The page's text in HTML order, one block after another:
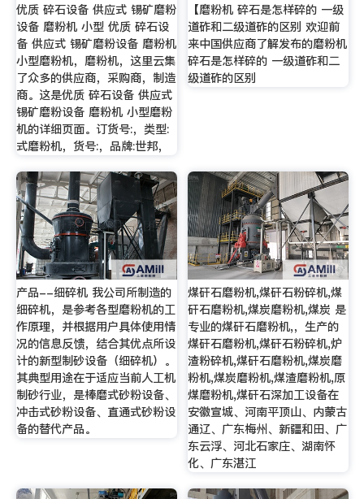
优质 碎石设备 供应式 锡矿磨粉
设备 磨粉机 小型 优质 碎石设
备 供应式 锡矿磨粉设备 磨粉机
小型磨粉机，磨粉机，这里云集
了众多的供应商，采购商，制造
商。这是优质 碎石设备 供应式
锡矿磨粉设备 磨粉机 小型磨粉
机的详细页面。订货号:，类型:
式磨粉机，货号:，品牌:世邦，
【磨粉机 碎石是怎样碎的 一级
道砟和二级道砟的区别 欢迎前
来中国供应商了解发布的磨粉机
碎石是怎样碎的 一级道砟和二
级道砟的区别
产品--细碎机 我公司所制造的
细碎机，是参考各型磨粉机的工
作原理，并根据用户具体使用情
况的信息反馈，结合其优点所设
计的新型制砂设备（细碎机）。
其典型用途在于适应当前人工机
制砂行业，是棒磨式砂粉设备、
冲击式砂粉设备、直通式砂粉设
备的替代产品。
煤矸石磨粉机,煤矸石粉碎机,煤
矸石磨粉机,煤炭磨粉机,煤炭 是
专业的煤矸石磨粉机,，生产的
煤矸石磨粉机,煤矸石粉碎机,炉
渣粉碎机,煤矸石磨粉机,煤炭磨
粉机,煤炭磨粉机,煤渣磨粉机,原
煤磨粉机,煤矸石深加工设备在
安徽宣城、河南平顶山、内蒙古
通辽、广东梅州、新疆和田、广
东云浮、河北石家庄、湖南怀
化、广东湛江